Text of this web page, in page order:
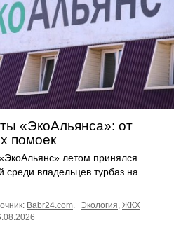
«ЭкоАльянса»: от
помоек
летом принялся
среди владельцев турбаз на
Babr24.com Экология ЖКХ